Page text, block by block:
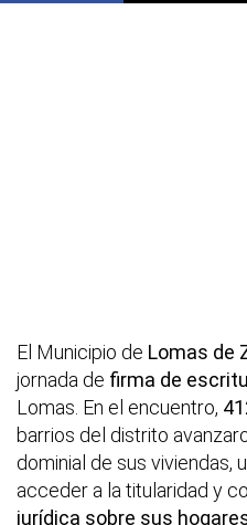
El Municipio de Lomas de
jornada de firma de
Lomas. En el encuentro,
barrios del distrito
dominial de sus viviendas,
acceder a la titularidad y
jurídica sobre sus